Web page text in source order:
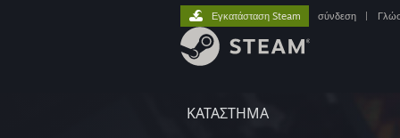
ΚΑΤΑΣΤΗΜΑ
Εγκατάσταση Steam σύνδεση